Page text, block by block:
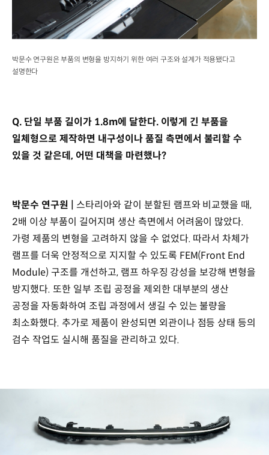
박문수 연구원은 부품의 변형을 방지하기 위한 여러 구조와 설계가 적용됐다고
설명한다
Q. 단일 부품 길이가 1.8m에 달한다. 이렇게 긴 부품을
일체형으로 제작하면 내구성이나 품질 측면에서 불리할 수
있을 것 같은데, 어떤 대책을 마련했나?
박문수 연구원 |
스타리아와 같이 분할된 램프와 비교했을 때,
2배 이상 부품이 길어지며 생산 측면에서 어려움이 많았다.
가령 제품의 변형을 고려하지 않을 수 없었다. 따라서 차체가
램프를 더욱 안정적으로 지지할 수 있도록 FEM(Front End
Module) 구조를 개선하고, 램프 하우징 강성을 보강해 변형을
방지했다. 또한 일부 조립 공정을 제외한 대부분의 생산
공정을 자동화하여 조립 과정에서 생길 수 있는 불량을
최소화했다. 추가로 제품이 완성되면 외관이나 점등 상태 등의
검수 작업도 실시해 품질을 관리하고 있다.